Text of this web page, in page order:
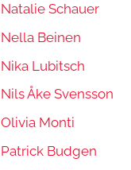
Natalie Schauer
Nella Beinen
Nika Lubitsch
Nils Åke Svensson
Olivia Monti
Patrick Budgen